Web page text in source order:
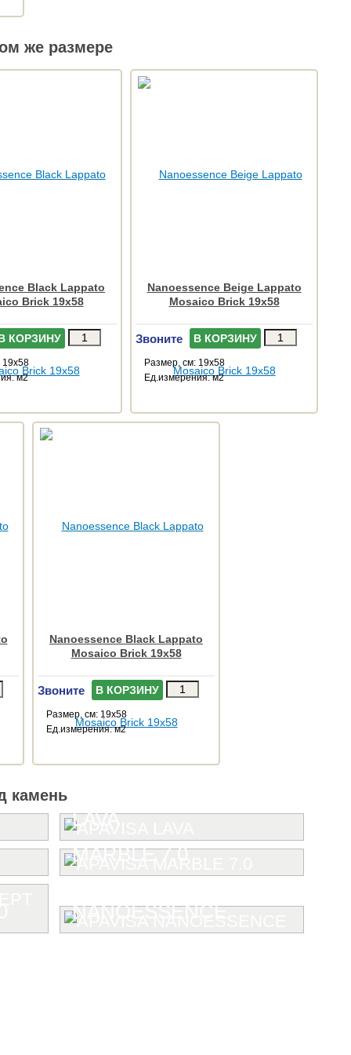
же размере
Black Lappato
Brick 19x58
КОРЗИНУ
19x58
м2
Nanoessence Beige Lappato
Mosaico Brick 19x58
Звоните В КОРЗИНУ
Размер, см: 19x58
Ед.измерения: м2
Nanoessence Black Lappato
Mosaico Brick 19x58
Звоните В КОРЗИНУ
Размер, см: 19x58
Ед.измерения: м2
камень
LAVA
MARBLE 7.0
NANOESSENCE